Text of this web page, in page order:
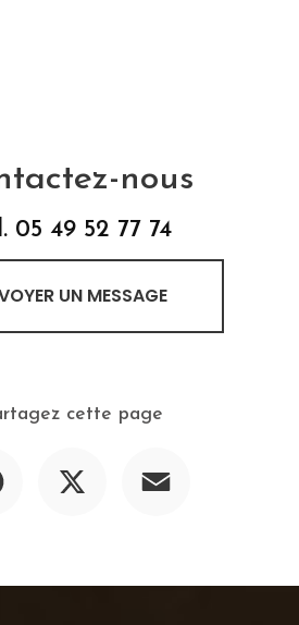
nous
05 49 52 77 74
UN MESSAGE
cette page